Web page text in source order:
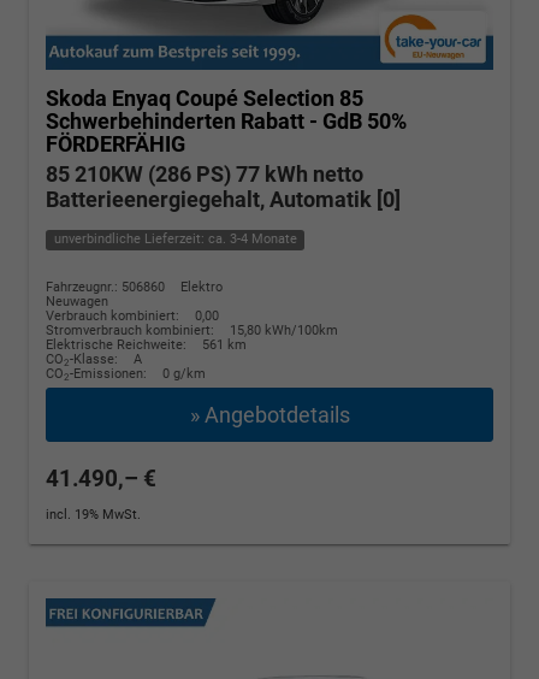
Skoda Enyaq CoupéSelection 85
Schwerbehinderten Rabatt - GdB 50%
FÖRDERFÄHIG
85 210KW (286 PS) 77 kWh netto
Batterieenergiegehalt, Automatik [0]
unverbindliche Lieferzeit: ca. 3-4 Monate
Fahrzeugnr.: 506860
Elektro
Neuwagen
Verbrauch kombiniert:
0,00
Stromverbrauch kombiniert:
15,80 kWh/100km
Elektrische Reichweite:
561 km
CO2-Klasse:
A
CO2-Emissionen: 0 g/km
» Angebotdetails
41.490,– €
incl. 19% MwSt.